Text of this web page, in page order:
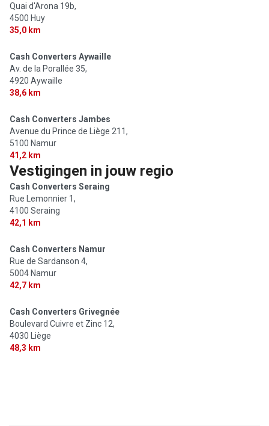
Quai d'Arona 19b,
4500 Huy
35,0 km
Cash Converters Aywaille
Av. de la Porallée 35,
4920 Aywaille
38,6 km
Cash Converters Jambes
Avenue du Prince de Liège 211,
5100 Namur
41,2 km
Vestigingen in jouw regio
Cash Converters Seraing
Rue Lemonnier 1,
4100 Seraing
42,1 km
Cash Converters Namur
Rue de Sardanson 4,
5004 Namur
42,7 km
Cash Converters Grivegnée
Boulevard Cuivre et Zinc 12,
4030 Liège
48,3 km